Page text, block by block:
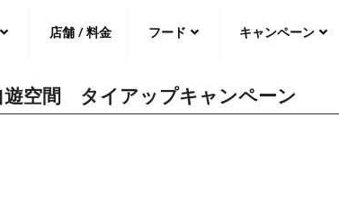
店舗 / 料金 フード キャンペーン
遊空間 タイアップキャンペーン
中文（繁 體） 中文（简